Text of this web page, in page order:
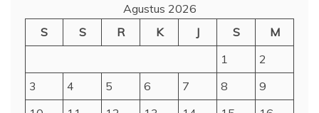
Agustus 2026
S
S R K J S
M
1
2
3
4 5 6 7 8
9